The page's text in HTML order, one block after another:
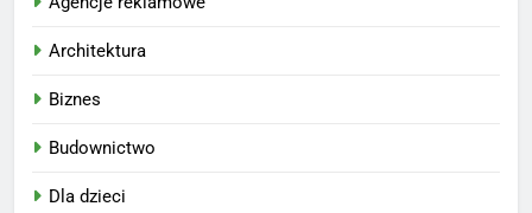
Architektura
Biznes
Budownictwo
Dla dzieci